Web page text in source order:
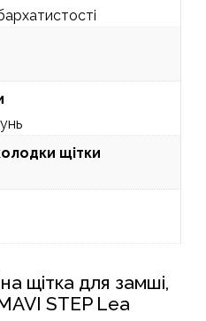
щітки
щітка для замші,
STEP Lea